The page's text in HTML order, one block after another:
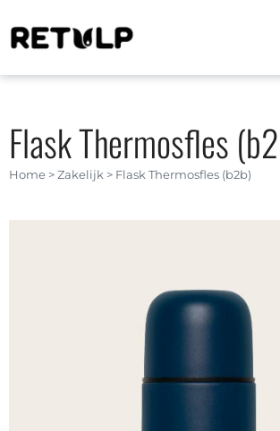
Home >Zakelijk > Flask Thermosfles (b2b)
Flask Thermosfles